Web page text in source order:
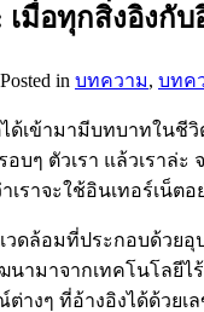
เมื่อทุกสิ่งอิงกับ
in บทความ, บทค
ามามีบทบาทในชีวิต
อบๆ ตัวเรา แล้วเรา
ราจะใช้อินเทอร์เน็ต
ดล้อมที่ประกอบด้วยอุ
ามาจากเทคโนโลยีไร้
างๆ ที่อ้างอิงได้ด้วย